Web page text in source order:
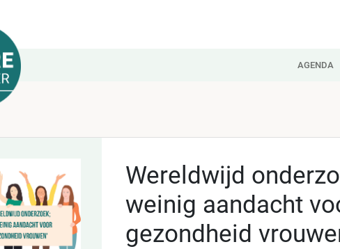
AGENDA
Wereldwijd
weinig aandacht
gezondheid